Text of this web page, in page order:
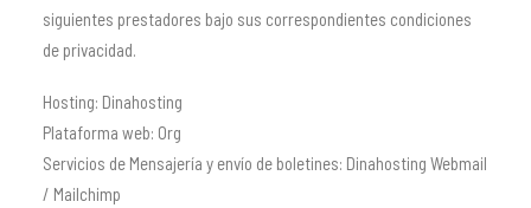
siguientes prestadores bajo sus correspondientes condiciones
de privacidad.
Hosting: Dinahosting
Plataforma web: Org
Servicios de Mensajería y envío de boletines: Dinahosting Webmail
/ Mailchimp